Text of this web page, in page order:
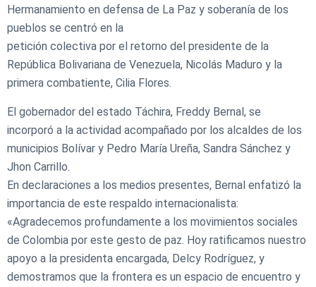
Hermanamiento en defensa de La Paz y soberanía de los
pueblos se centró en la
petición colectiva por el retorno del presidente de la
República Bolivariana de Venezuela, Nicolás Maduro y la
primera combatiente, Cilia Flores.
El gobernador del estado Táchira, Freddy Bernal, se
incorporó a la actividad acompañado por los alcaldes de los
municipios Bolívar y Pedro María Ureña, Sandra Sánchez y
Jhon Carrillo.
En declaraciones a los medios presentes, Bernal enfatizó la
importancia de este respaldo internacionalista:
«Agradecemos profundamente a los movimientos sociales
de Colombia por este gesto de paz. Hoy ratificamos nuestro
apoyo a la presidenta encargada, Delcy Rodríguez, y
demostramos que la frontera es un espacio de encuentro y